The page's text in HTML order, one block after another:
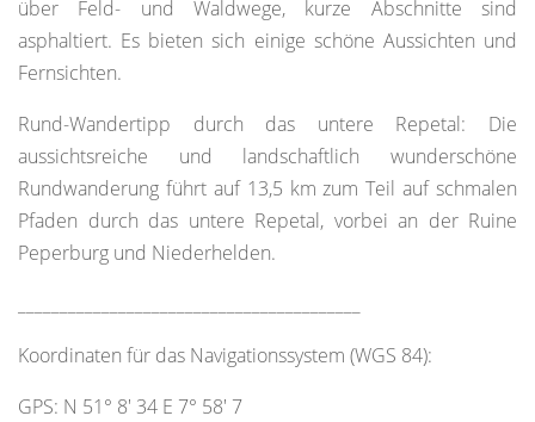
über Feld- und Waldwege, kurze Abschnitte sind
asphaltiert. Es bieten sich einige schöne Aussichten und
Fernsichten.
Rund-Wandertipp durch das untere Repetal: Die
aussichtsreiche und landschaftlich wunderschöne
Rundwanderung führt auf 13,5 km zum Teil auf schmalen
Pfaden durch das untere Repetal, vorbei an der Ruine
Peperburg und Niederhelden.
Koordinaten für das Navigationssystem (WGS 84):
GPS: N 51° 8' 34 E 7° 58' 7